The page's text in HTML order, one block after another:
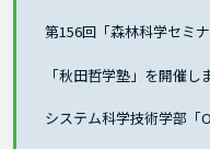
第156回「森林科学セミ
「秋田哲学塾」を開催し
システム科学技術学部「